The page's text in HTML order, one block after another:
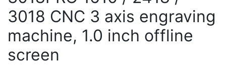
3018 CNC 3 axis engraving
machine, 1.0 inch offline
screen